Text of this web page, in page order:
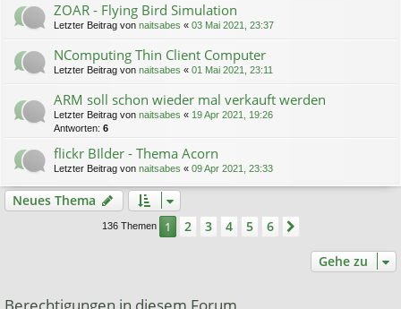
ZOAR - Flying Bird Simulation
Letzter Beitrag von naitsabes « 03 Mai 2021, 23:37
NComputing Thin Client Computer
Letzter Beitrag von naitsabes « 01 Mai 2021, 23:11
ARM soll schon wieder mal verkauft werden
Letzter Beitrag von naitsabes « 19 Apr 2021, 19:26
Antworten: 6
flickr BIlder - Thema Acorn
Letzter Beitrag von naitsabes « 09 Apr 2021, 23:33
Neues Thema
136 Themen 1 2 3 4 5 6
Gehe zu